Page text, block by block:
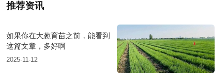
推荐资讯
如果你在大葱育苗之前，能看到
这篇文章，多好啊
2025-11-12